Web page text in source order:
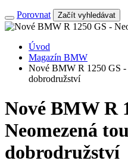
Porovnat Začít vyhledávat
Úvod
Magazín BMW
Nové BMW R 1250 GS -
dobrodružství
Nové BMW R
Neomezená
dobrodružství